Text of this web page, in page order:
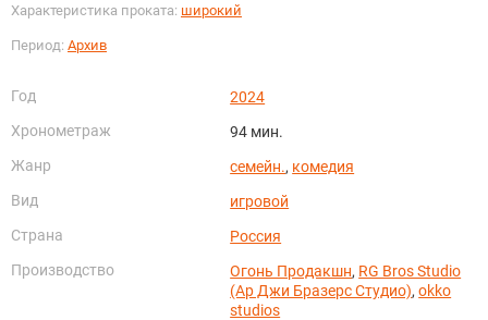
Характеристика проката: широкий
Период: Архив
Год
2024
Хронометраж
94 мин.
Жанр
семейн., комедия
Вид
игровой
Страна
Россия
Производство
Огонь Продакшн, RG Bros Studio
(Ар Джи Бразерс Студио),okko
studios